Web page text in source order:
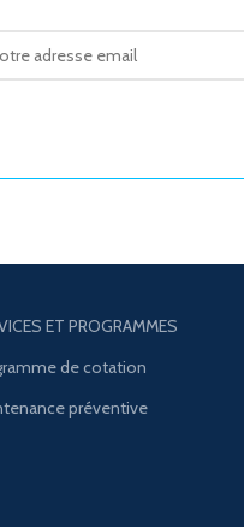
ET PROGRAMMES
de cotation
préventive